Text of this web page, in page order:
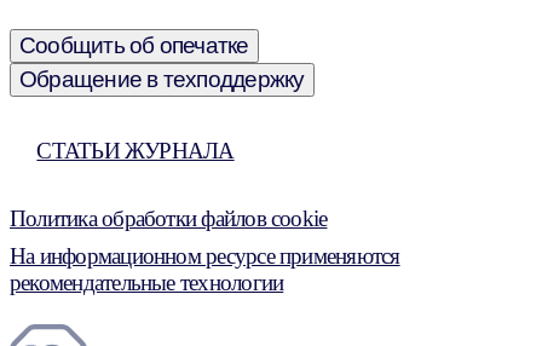
Сообщить об опечатке
Обращение в техподдержку
СТАТЬИ ЖУРНАЛА
Политика обработки файлов cookie
На информационном ресурсе применяются
рекомендательные технологии